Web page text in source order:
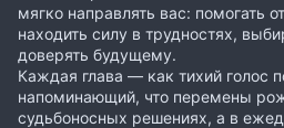
мягко направлять вас: помогать
находить силу в трудностях,
доверять будущему.
Каждая глава — как тихий голос
напоминающий, что перемены
судьбоносных решениях, а в